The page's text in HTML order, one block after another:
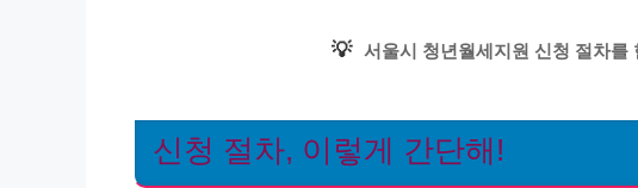
💡 서울시 청년월세지원 신청 절차를
신청 절차, 이렇게 간단해!